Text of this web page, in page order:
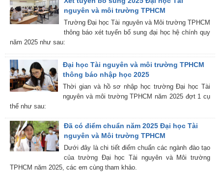
nguyên và môi trường TPHCM
Trường Đại học Tài nguyên và Môi trường TPHCM
thông báo xét tuyển bổ sung đại học hệ chính quy
năm 2025 như sau:
Đại học Tài nguyên và môi trường TPHCM
thông báo nhập học 2025
Thời gian và hồ sơ nhập học trường Đại học Tài
nguyên và môi trường TPHCM năm 2025 đợt 1 cụ
thể như sau:
Đã có điểm chuẩn năm 2025 Đại học Tài
nguyên và Môi trường TPHCM
Dưới đây là chi tiết điểm chuẩn các ngành đào tạo
của trường Đại học Tài nguyên và Môi trường
TPHCM năm 2025, các em cùng tham khảo.